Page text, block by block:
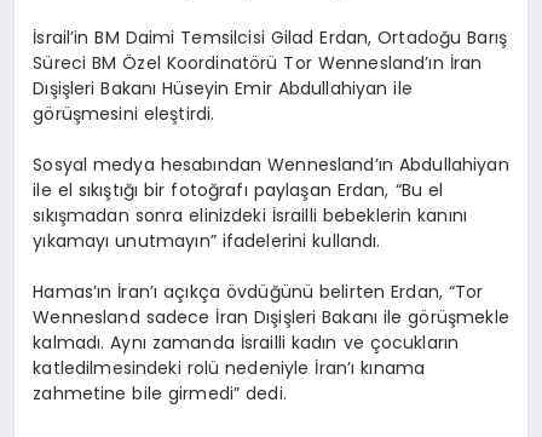
İsrail’in BM Daimi Temsilcisi Gilad Erdan, Ortadoğu Barış
Süreci BM Özel Koordinatörü Tor Wennesland’ın İran
Dışişleri Bakanı Hüseyin Emir Abdullahiyan ile
görüşmesini eleştirdi.
Sosyal medya hesabından Wennesland’ın Abdullahiyan
ile el sıkıştığı bir fotoğrafı paylaşan Erdan, “Bu el
sıkışmadan sonra elinizdeki İsrailli bebeklerin kanını
yıkamayı unutmayın” ifadelerini kullandı.
Hamas’ın İran’ı açıkça övdüğünü belirten Erdan, “Tor
Wennesland sadece İran Dışişleri Bakanı ile görüşmekle
kalmadı. Aynı zamanda İsrailli kadın ve çocukların
katledilmesindeki rolü nedeniyle İran’ı kınama
zahmetine bile girmedi” dedi.